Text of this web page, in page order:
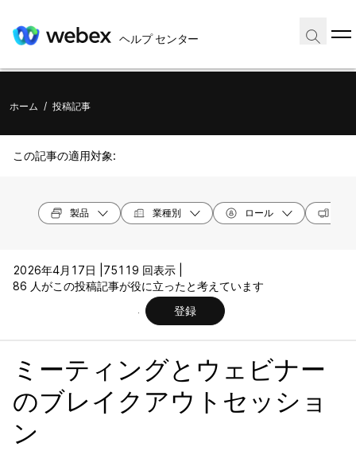
ヘルプ センター
ホーム / 投稿記事
この記事の適用対象:
製品 業種別 ロール
2026年4月17日 | 75119 回表示 |
86 人がこの投稿記事が役に立ったと考えています
登録
ミーティングとウェビナー
のブレイクアウトセッショ
ン